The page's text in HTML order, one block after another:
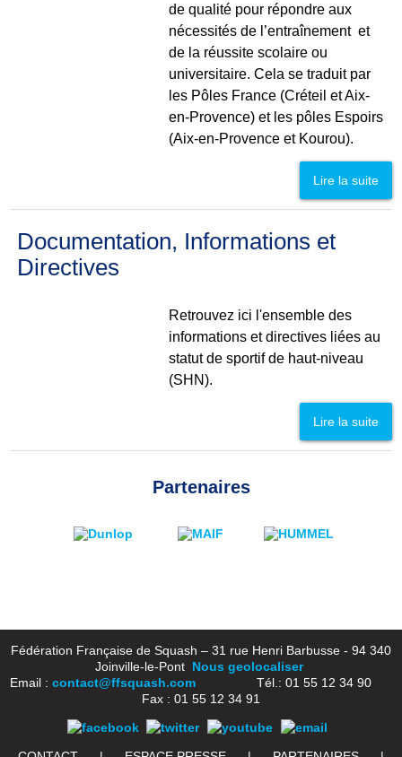
de qualité pour répondre aux
nécessités de l’entraînement et
de la réussite scolaire ou
universitaire. Cela se traduit par
les Pôles France (Créteil et Aix-
en-Provence) et les pôles Espoirs
(Aix-en-Provence et Kourou).
Lire la suite
Documentation, Informations et
Directives
Retrouvez ici l'ensemble des
informations et directives liées au
statut de sportif de haut-niveau
(SHN).
Lire la suite
Partenaires
Fédération Française de Squash – 31 rue Henri Barbusse - 94 340
Joinville-le-Pont Nous geolocaliser
Email : contact@ffsquash.comTél.: 01 55 12 34 90
Fax : 01 55 12 34 91